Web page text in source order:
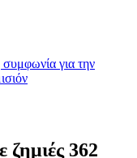
για την
362